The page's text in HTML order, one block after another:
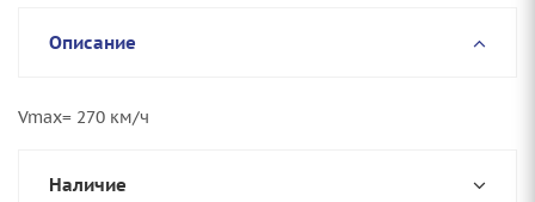
Описание
Vmax= 270 км/ч
Наличие